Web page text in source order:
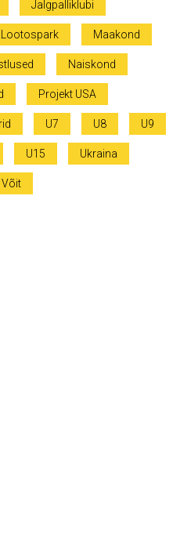
Jalgpalliklubi
Lootospark Maakond
Naiskond
Projekt USA
U7 U8 U9
U15 Ukraina
Võit